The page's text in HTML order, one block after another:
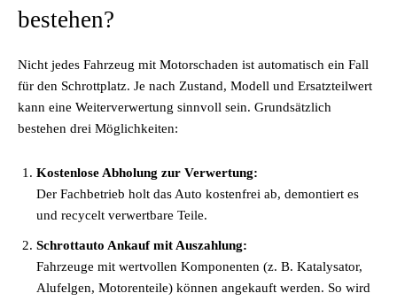
bestehen?
Nicht jedes Fahrzeug mit Motorschaden ist automatisch ein Fall
für den Schrottplatz. Je nach Zustand, Modell und Ersatzteilwert
kann eine Weiterverwertung sinnvoll sein. Grundsätzlich
bestehen drei Möglichkeiten:
Kostenlose Abholung zur Verwertung:
Der Fachbetrieb holt das Auto kostenfrei ab, demontiert es
und recycelt verwertbare Teile.
Schrottauto Ankauf mit Auszahlung:
Fahrzeuge mit wertvollen Komponenten (z. B. Katalysator,
Alufelgen, Motorenteile) können angekauft werden. So wird